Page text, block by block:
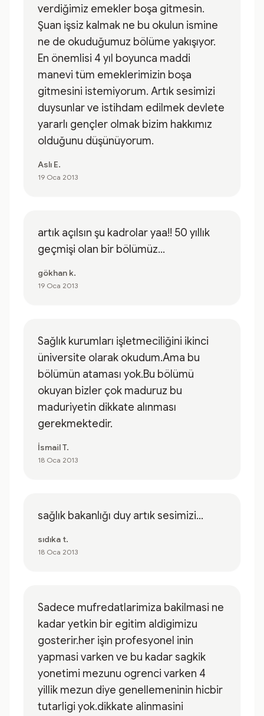
verdiğimiz emekler boşa gitmesin.
Şuan işsiz kalmak ne bu okulun ismine
ne de okuduğumuz bölüme yakışıyor.
En önemlisi 4 yıl boyunca maddi
manevi tüm emeklerimizin boşa
gitmesini istemiyorum. Artık sesimizi
duysunlar ve istihdam edilmek devlete
yararlı gençler olmak bizim hakkımız
olduğunu düşünüyorum.
Aslı E.
19 Oca 2013
artık açılsın şu kadrolar yaa!! 50 yıllık
geçmişi olan bir bölümüz...
gökhan k.
19 Oca 2013
Sağlık kurumları işletmeciliğini ikinci
üniversite olarak okudum.Ama bu
bölümün ataması yok.Bu bölümü
okuyan bizler çok maduruz bu
maduriyetin dikkate alınması
gerekmektedir.
İsmail T.
18 Oca 2013
sağlık bakanlığı duy artık sesimizi...
sıdıka t.
18 Oca 2013
Sadece mufredatlarimiza bakilmasi ne
kadar yetkin bir egitim aldigimizu
gosterir.her işin profesyonel inin
yapmasi varken ve bu kadar sagkik
yonetimi mezunu ogrenci varken 4
yillik mezun diye genellemeninin hicbir
tutarligi yok.dikkate alinmasini